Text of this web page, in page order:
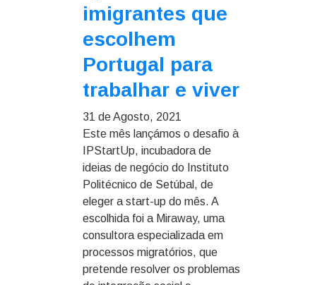
imigrantes que
escolhem
Portugal para
trabalhar e viver
31 de Agosto, 2021
Este mês lançámos o desafio à
IPStartUp, incubadora de
ideias de negócio do Instituto
Politécnico de Setúbal, de
eleger a start-up do mês. A
escolhida foi a Miraway, uma
consultora especializada em
processos migratórios, que
pretende resolver os problemas